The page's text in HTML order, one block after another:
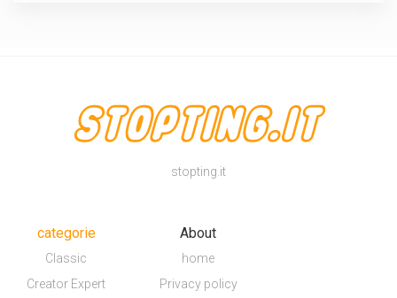
stopting.it
categorie
Classic
Creator Expert
About
home
Privacy policy